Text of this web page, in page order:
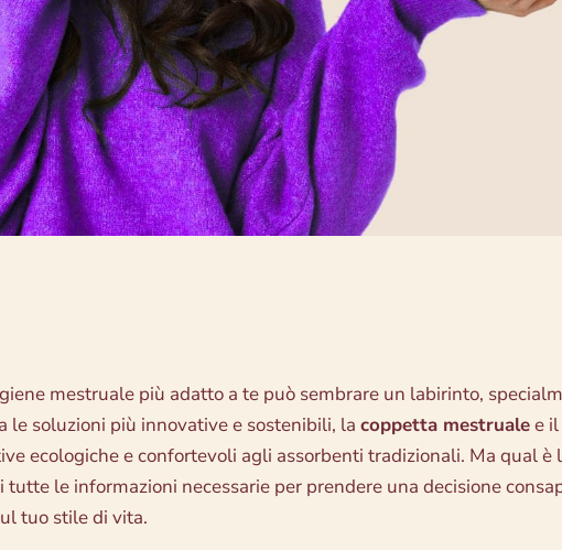
mestruale più adatto a te può sembrare un labirinto,
le soluzioni più innovative e sostenibili, la coppetta mestrualee il
ecologiche e confortevoli agli assorbenti tradizionali. Ma qual è
le informazioni necessarie per prendere una decisione
tuo stile di vita.